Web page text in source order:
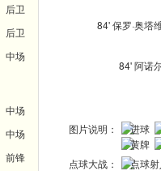
后卫
后卫
中场
中场
中场
前锋
84'保罗·奥塔
84'阿诺
图片说明：
进球
黄牌
点球大战：
点球